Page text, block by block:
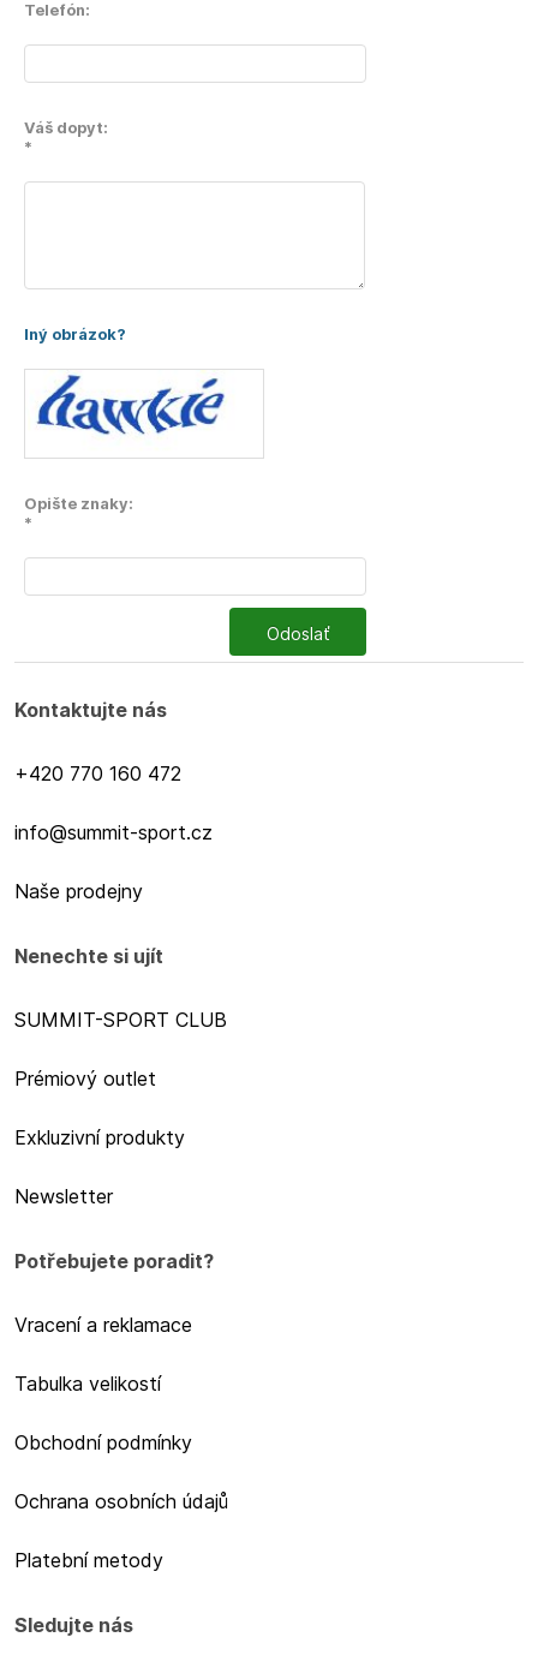
Telefón:
Váš dopyt:
*
Iný obrázok?
Opište znaky:
*
Odoslať
Kontaktujte nás
+420 770 160 472
info@summit-sport.cz
Naše prodejny
Nenechte si ujít
SUMMIT-SPORT CLUB
Prémiový outlet
Exkluzivní produkty
Newsletter
Potřebujete poradit?
Vracení a reklamace
Tabulka velikostí
Obchodní podmínky
Ochrana osobních údajů
Platební metody
Sledujte nás